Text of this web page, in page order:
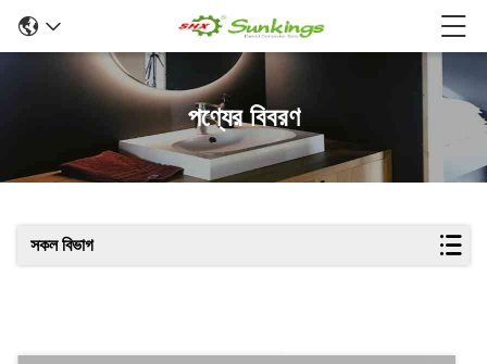
পণ্যের বিবরণ
সকল বিভাগ